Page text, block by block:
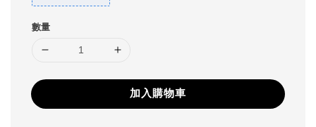
數量
加入購物車